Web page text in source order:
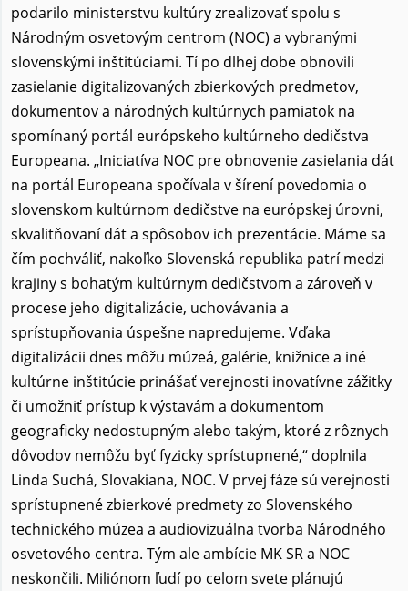
podarilo ministerstvu kultúry zrealizovať spolu s
Národným osvetovým centrom (NOC) a vybranými
slovenskými inštitúciami. Tí po dlhej dobe obnovili
zasielanie digitalizovaných zbierkových predmetov,
dokumentov a národných kultúrnych pamiatok na
spomínaný portál európskeho kultúrneho dedičstva
Europeana. „Iniciatíva NOC pre obnovenie zasielania dát
na portál Europeana spočívala v šírení povedomia o
slovenskom kultúrnom dedičstve na európskej úrovni,
skvalitňovaní dát a spôsobov ich prezentácie. Máme sa
čím pochváliť, nakoľko Slovenská republika patrí medzi
krajiny s bohatým kultúrnym dedičstvom a zároveň v
procese jeho digitalizácie, uchovávania a
sprístupňovania úspešne napredujeme. Vďaka
digitalizácii dnes môžu múzeá, galérie, knižnice a iné
kultúrne inštitúcie prinášať verejnosti inovatívne zážitky
či umožniť prístup k výstavám a dokumentom
geograficky nedostupným alebo takým, ktoré z rôznych
dôvodov nemôžu byť fyzicky sprístupnené,“ doplnila
Linda Suchá, Slovakiana, NOC. V prvej fáze sú verejnosti
sprístupnené zbierkové predmety zo Slovenského
technického múzea a audiovizuálna tvorba Národného
osvetového centra. Tým ale ambície MK SR a NOC
neskončili. Miliónom ľudí po celom svete plánujú